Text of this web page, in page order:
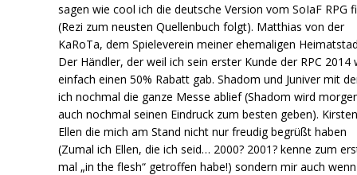
sagen wie cool ich die deutsche Version vom SoIaF RPG
(Rezi zum neusten Quellenbuch folgt). Matthias von der
KaRoTa, dem Spieleverein meiner ehemaligen
Der Händler, der weil ich sein erster Kunde der RPC 2014
einfach einen 50% Rabatt gab. Shadom und Juniver mit
ich nochmal die ganze Messe ablief (Shadom wird
auch nochmal seinen Eindruck zum besten geben).
Ellen die mich am Stand nicht nur freudig begrüßt haben
(Zumal ich Ellen, die ich seid… 2000? 2001? kenne zum
mal „in the flesh“ getroffen habe!) sondern mir auch wenn